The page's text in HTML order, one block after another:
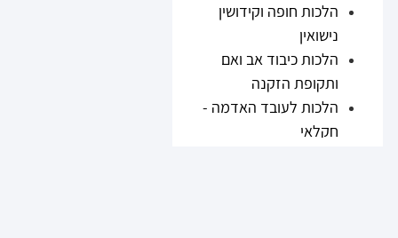
הלכות חופה וקידושין
נישואין
הלכות כיבוד אב ואם
ותקופת הזקנה
הלכות לעובד האדמה -
חקלאי